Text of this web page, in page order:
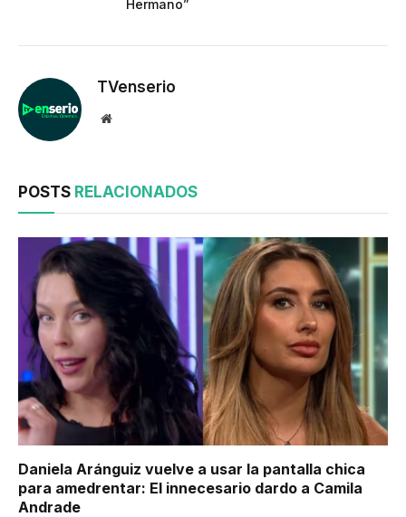
Hermano”
TVenserio
Website
POSTS RELACIONADOS
Daniela Aránguiz vuelve a usar la pantalla chica
para amedrentar: El innecesario dardo a Camila
Andrade